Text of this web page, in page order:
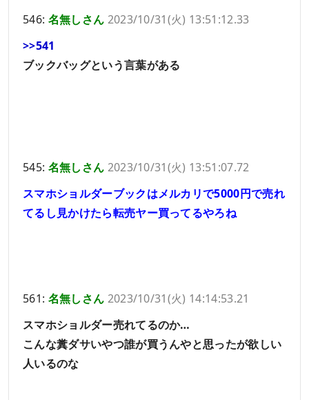
546: 名無しさん 2023/10/31(火) 13:51:12.33
>>541
ブックバッグという言葉がある
545: 名無しさん 2023/10/31(火) 13:51:07.72
スマホショルダーブックはメルカリで5000円で売れ
てるし見かけたら転売ヤー買ってるやろね
561: 名無しさん 2023/10/31(火) 14:14:53.21
スマホショルダー売れてるのか…
こんな糞ダサいやつ誰が買うんやと思ったが欲しい
人いるのな